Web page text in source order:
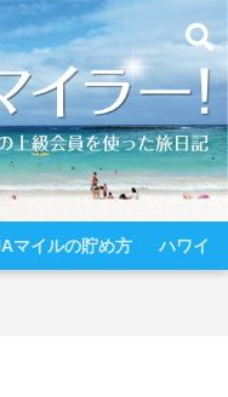
マイルの貯め方 ハワイ